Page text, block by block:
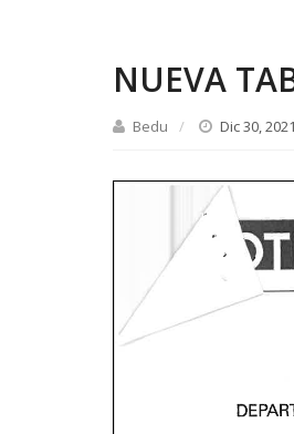
NUEVA
Bedu Dic 30, 2021